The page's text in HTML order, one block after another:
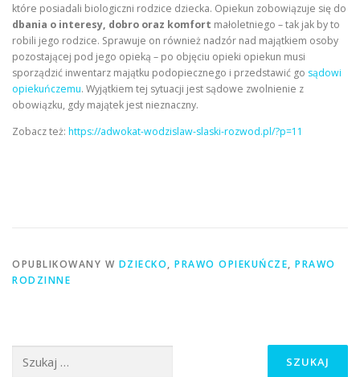
które posiadali biologiczni rodzice dziecka. Opiekun zobowiązuje się do
dbania o interesy, dobro oraz komfort małoletniego – tak jak by to
robili jego rodzice. Sprawuje on również nadzór nad majątkiem osoby
pozostającej pod jego opieką – po objęciu opieki opiekun musi
sporządzić inwentarz majątku podopiecznego i przedstawić go sądowi
opiekuńczemu. Wyjątkiem tej sytuacji jest sądowe zwolnienie z
obowiązku, gdy majątek jest nieznaczny.
Zobacz też: https://adwokat-wodzislaw-slaski-rozwod.pl/?p=11
OPUBLIKOWANY W DZIECKO, PRAWO OPIEKUŃCZE, PRAWO
RODZINNE